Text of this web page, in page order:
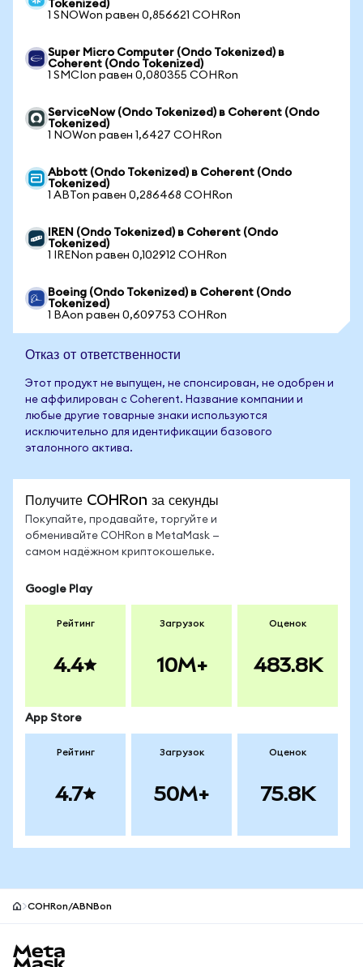
Tokenized)
1 SNOWon равен 0,856621 COHRon
Super Micro Computer (Ondo Tokenized) в
Coherent (Ondo Tokenized)
1 SMCIon равен 0,080355 COHRon
ServiceNow (Ondo Tokenized) в Coherent (Ondo
Tokenized)
1 NOWon равен 1,6427 COHRon
Abbott (Ondo Tokenized) в Coherent (Ondo
Tokenized)
1 ABTon равен 0,286468 COHRon
IREN (Ondo Tokenized) в Coherent (Ondo
Tokenized)
1 IRENon равен 0,102912 COHRon
Boeing (Ondo Tokenized) в Coherent (Ondo
Tokenized)
1 BAon равен 0,609753 COHRon
Отказ от ответственности
Этот продукт не выпущен, не спонсирован, не одобрен и
не аффилирован с Coherent. Название компании и
любые другие товарные знаки используются
исключительно для идентификации базового
эталонного актива.
Получите COHRon за секунды
Покупайте, продавайте, торгуйте и
обменивайте COHRon в MetaMask —
самом надёжном криптокошельке.
Google Play
Рейтинг
4.4
Загрузок
10M+
Оценок
483.8K
App Store
Рейтинг
4.7
Загрузок
50M+
Оценок
75.8K
COHRon/ABNBon